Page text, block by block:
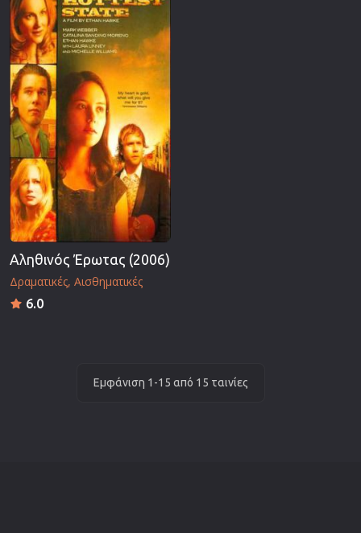
Αληθινός Έρωτας (2006)
Δραματικές Αισθηματικές
6.0
Εμφάνιση 1-15 από 15 ταινίες